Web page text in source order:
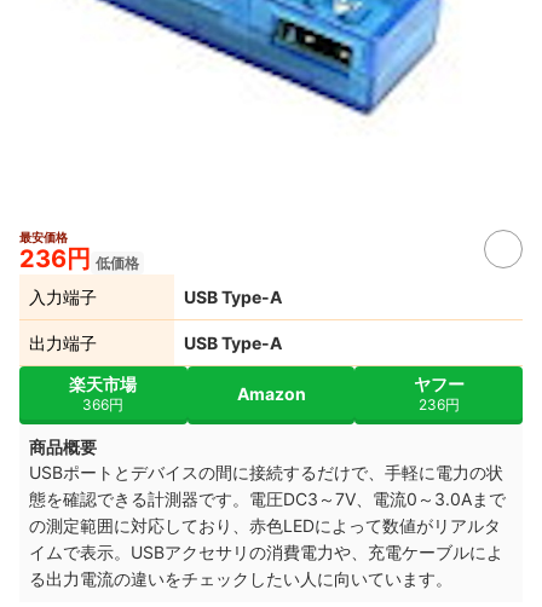
最安価格
236円 低価格
入力端子 USB Type-A
出力端子
USB Type-A
楽天市場
366円
Amazon ヤフー
236円
商品概要
USBポートとデバイスの間に接続するだけで、手軽に電力の状
態を確認できる計測器です。電圧DC3～7V、電流0～3.0Aまで
の測定範囲に対応しており、赤色LEDによって数値がリアルタ
イムで表示。USBアクセサリの消費電力や、充電ケーブルによ
る出力電流の違いをチェックしたい人に向いています。